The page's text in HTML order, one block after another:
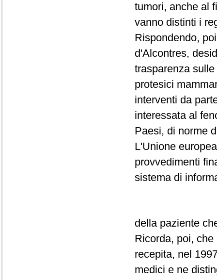
tumori, anche al
vanno distinti i
Rispondendo,
d'Alcontres,
trasparenza
protesici
interventi da
interessata al
Paesi, di norme
L'Unione
provvedimenti
sistema di
della paziente
Ricorda, poi,
recepita, nel
medici e ne